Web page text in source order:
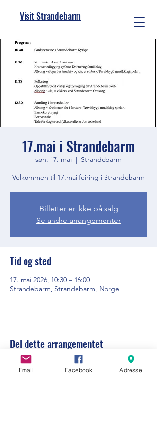
Visit Strandebarm
17.mai i Strandebarm
søn. 17. mai
  |
Strandebarm
Velkommen til 17.mai feiring i Strandebarm
Billetter er ikke på salg
Se andre arrangementer
Tid og sted
17. mai 2026, 10:30 – 16:00
Strandebarm, Strandebarm, Norge
Del dette arrangementet
Email Facebook Adresse